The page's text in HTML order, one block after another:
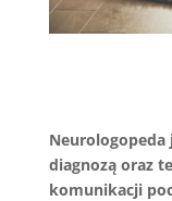
Neurologopeda
diagnozą oraz
komunikacji